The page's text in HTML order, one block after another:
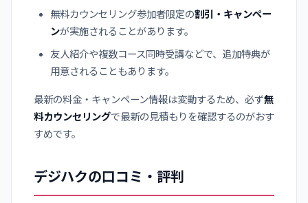
無料カウンセリング参加者限定の割引・キャンペー
ンが実施されることがあります。
友人紹介や複数コース同時受講などで、追加特典が
用意されることもあります。
最新の料金・キャンペーン情報は変動するため、必ず無
料カウンセリングで最新の見積もりを確認するのがおす
すめです。
デジハクの口コミ・評判